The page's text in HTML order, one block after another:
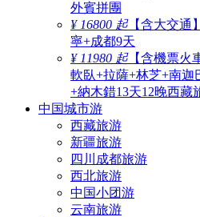
外賓拼團
¥ 16800 起【含大交通
寧+成都9天
¥ 11980 起【含機票火
軟臥+拉薩+林芝+南迦
+納木錯13天12晚西藏
中国城市游
西藏旅游
新疆旅游
四川成都旅游
西北旅游
中国小团游
云南旅游